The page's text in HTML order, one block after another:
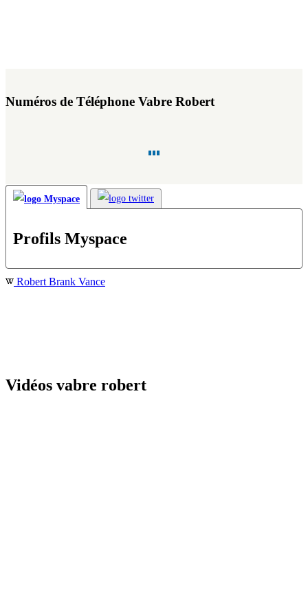
Numéros de Téléphone Vabre Robert
Profils Myspace
Robert Brank Vance
Vidéos vabre robert